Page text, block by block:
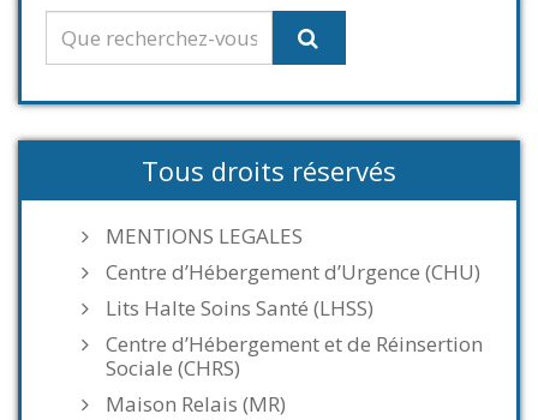
Tous droits réservés
MENTIONS LEGALES
Centre d’Hébergement d’Urgence (CHU)
Lits Halte Soins Santé (LHSS)
Centre d’Hébergement et de Réinsertion
Sociale (CHRS)
Maison Relais (MR)